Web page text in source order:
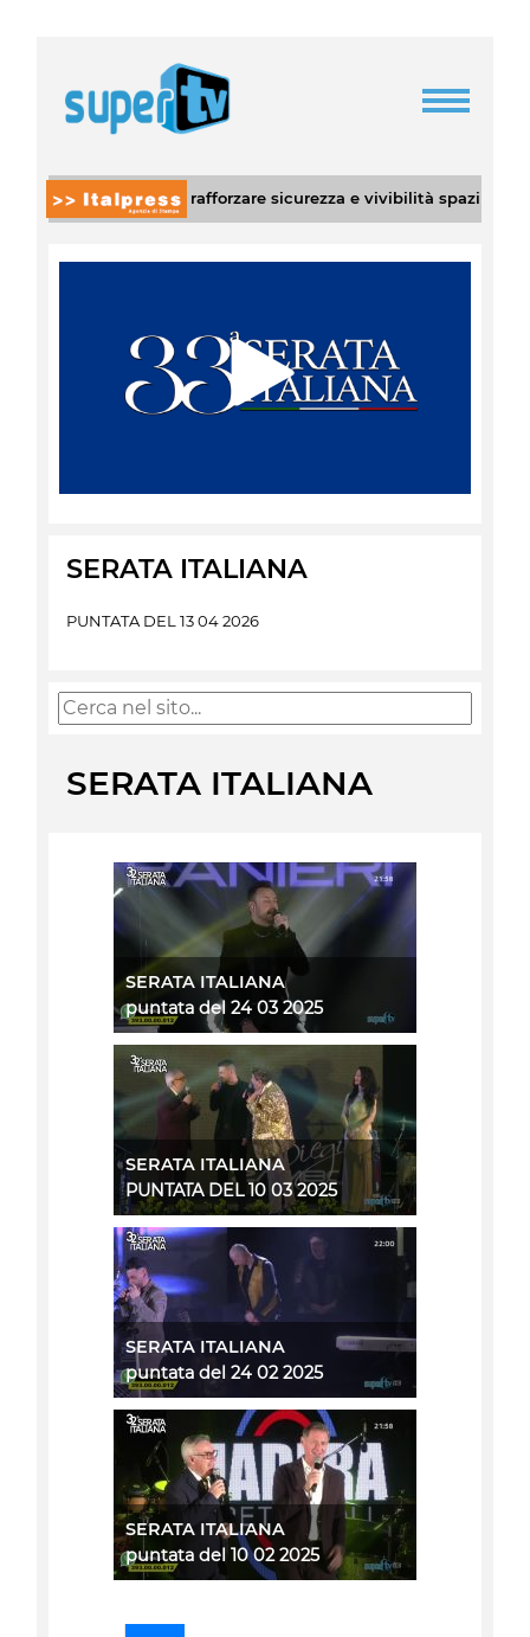
di legge per rafforzare sicurezza e vivibilità spazi urbani
Play
Video
SERATA ITALIANA
PUNTATA DEL 13 04 2026
SERATA ITALIANA
SERATA ITALIANA
puntata del 24 03 2025
SERATA ITALIANA
PUNTATA DEL 10 03 2025
SERATA ITALIANA
puntata del 24 02 2025
SERATA ITALIANA
puntata del 10 02 2025